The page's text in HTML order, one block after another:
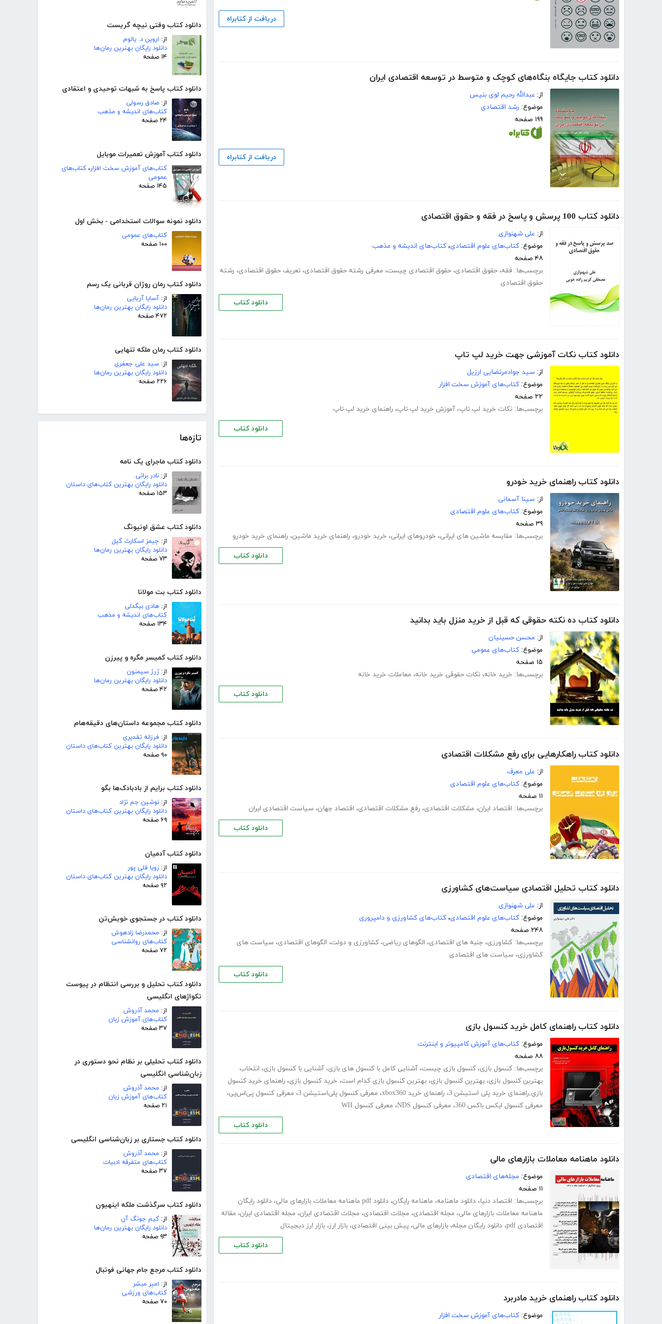
دانلود کتاب وقتی نیچه گریست
از: اروین د. یالوم
دانلود رایگان بهترین رمان‌ها
۱۴ صفحه
دانلود کتاب پاسخ به شبهات توحیدی و اعتقادی
از: صادق رسولی
کتاب‌های اندیشه و مذهب
۲۴ صفحه
دانلود کتاب آموزش تعمیرات موبایل‎
کتاب‌های آموزش سخت افزار، کتاب‌های
عمومی
۱۴۵ صفحه
دانلود نمونه سوالات استخدامی - بخش اول
کتاب‌های عمومی
۱۰۰ صفحه
دانلود کتاب رمان روژان قربانی یک رسم
از: آسایا آریایی
دانلود رایگان بهترین رمان‌ها
۴۷۲ صفحه
دانلود کتاب رمان ملکه تنهایی
از: سید علی جعفری
دانلود رایگان بهترین رمان‌ها
۲۲۶ صفحه
تازه‌ها
دانلود کتاب ماجرای یک نامه
از: نادر براتی
دانلود رایگان بهترین کتاب‌های داستان
۱۵۳ صفحه
دانلود کتاب عشق اونیونگ
از: جیمز اسکارث گیل
دانلود رایگان بهترین رمان‌ها
۷۳ صفحه
دانلود کتاب بت مولانا
از: هادی بیگدلی
کتاب‌های اندیشه و مذهب
۱۳۴ صفحه
دانلود کتاب کمیسر مگره و پیرزن
از:ژرژ سیمنون
دانلود رایگان بهترین رمان‌ها
۴۲ صفحه
دانلود کتاب مجموعه داستان‌های دقیقه‌هام
از: فرزانه تقدیری
دانلود رایگان بهترین کتاب‌های داستان
۹۰ صفحه
دانلود کتاب برایم از بادبادک‌ها بگو
از: نوشین جم نژاد
دانلود رایگان بهترین کتاب‌های داستان
۶۹ صفحه
دانلود کتاب آدمیان
از: زویا قلی پور
دانلود رایگان بهترین کتاب‌های داستان
۹۲ صفحه
دانلود کتاب در جستجوی خویش‌تن
از: محمدرضا زادهوش
کتاب‌های روانشناسی
۷۲ صفحه
دانلود کتاب تحلیل و بررسی انتظام در پیوست
تکواژهای انگلیسی
از: محمد آذروش
کتاب‌های آموزش زبان
۳۷ صفحه
دانلود کتاب تحلیلی بر نظام نحو دستوری در
زبان‌شناسی انگلیسی
از: محمد آذروش
کتاب‌های آموزش زبان
۲۱ صفحه
دانلود کتاب جستاری بر زبان‌شناسی انگلیسی
از: محمد آذروش
کتاب‌های متفرقه ادبیات
۳۷ صفحه
دانلود کتاب سرگذشت ملکه اینهیون
از: کیم جونگ آن
دانلود رایگان بهترین رمان‌ها
۹۳ صفحه
دانلود کتاب مرجع جام جهانی فوتبال
از: امیر مبشر
کتاب‌های ورزشی
۷۰ صفحه
دریافت از کتابراه
دانلود کتاب جایگاه بنگاه‌های کوچک و متوسط در توسعه اقتصادی ایران
از: عبدالله رحیم لوی بنیس
موضوع: رشد اقتصادی
۱۹۹ صفحه
دریافت از کتابراه
دانلود کتاب 100 پرسش و پاسخ در فقه و حقوق اقتصادی
از: علی شهنوازی
موضوع: کتاب‌های علوم اقتصادی، کتاب‌های اندیشه و مذهب
۴۸ صفحه
برچسب‌ها: فقه، حقوق اقتصادی، حقوق اقتصادی چیست، معرفی رشته حقوق اقتصادی، تعریف حقوق اقتصادی، رشته
حقوق اقتصادی
دانلود کتاب
دانلود کتاب نکات آموزشی جهت خرید لپ تاپ
از: سید جوادمرتضایی ارزیل
موضوع: کتاب‌های آموزش سخت افزار
۲۲ صفحه
برچسب‌ها: نکات خرید لپ تاپ، آموزش خرید لپ تاپ، راهنمای خرید لپ تاپ
دانلود کتاب
دانلود کتاب راهنمای خرید خودرو
از: سینا آسمانی
موضوع: کتاب‌های علوم اقتصادی
۳۹ صفحه
برچسب‌ها: مقایسه ماشین های ایرانی، خودروهای ایرانی، خرید خودرو، راهنمای خرید ماشین، راهنمای خرید خودرو
دانلود کتاب
دانلود کتاب ده نکته حقوقی که قبل از خرید منزل باید بدانید
از: محسن حسینیان
موضوع: کتاب‌های عمومی
۱۵ صفحه
برچسب‌ها: خرید خانه، نکات حقوقی خرید خانه، معاملات خرید خانه
دانلود کتاب
دانلود کتاب راهکارهایی برای رفع مشکلات اقتصادی
از: علی معرف
موضوع: کتاب‌های علوم اقتصادی
۱۱ صفحه
برچسب‌ها: اقتصاد ایران، مشکلات اقتصادی، رفع مشکلات اقتصادی، اقتصاد جهان، سیاست اقتصادی ایران
دانلود کتاب
دانلود کتاب تحلیل اقتصادی سیاست‌های کشاورزی
از: علی شهنوازی
موضوع: کتاب‌های علوم اقتصادی، کتاب‌های کشاورزی و دامپروری
۲۴۸ صفحه
برچسب‌ها: کشاورزی، جنبه های اقتصادی، الگوهای ریاضی، کشاورزی و دولت، الگوهای اقتصادی، سیاست های
کشاورزی، سیاست های اقتصادی
دانلود کتاب
دانلود کتاب راهنمای کامل خرید کنسول بازی
موضوع: کتاب‌های آموزش کامپیوتر و اینترنت
۸۸ صفحه
برچسب‌ها: کنسول بازی، کنسول بازی چیست، آشنایی کامل با کنسول های بازی، آشنایی با کنسول بازی، انتخاب
بهترین کنسول بازی، بهترین کنسول بازی، بهترین کنسول بازی کدام است، خرید کنسول بازی، راهنمای خرید کنسول
بازی,راهنمای خرید پلی استیشن 3 ، راهنمای خرید xbox360 ، معرفی کنسول پلی‌استیشن 3 ، معرفی کنسول پی‌اس‌پی،
معرفی کنسول ایکس باکس 360
، معرفی کنسول NDS ، معرفی کنسول WII
دانلود کتاب
دانلود ماهنامه معاملات بازارهای مالی
موضوع: مجله‌های اقتصادی
۱۱ صفحه
برچسب‌ها: اقتصاد دنیا، دانلود ماهنامه، ماهنامه رایگان، دانلود pdf ماهنامه معاملات بازارهای مالی ، دانلود رایگان
ماهنامه معاملات بازارهای مالی، مجله اقتصادی، مجلات اقتصادی، مجلات اقتصادی ایران، مجله اقتصادی ایران، مقاله
اقتصادی pdf
، دانلود رایگان مجله، بازارهای مالی، پیش بینی اقتصادی، بازار ارز، بازار ارز دیجیتال
دانلود کتاب
دانلود کتاب راهنمای خرید مادربرد
موضوع: کتاب‌های آموزش سخت افزار